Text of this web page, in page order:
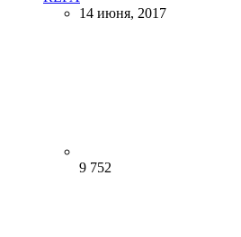
14 июня, 2017
9 752